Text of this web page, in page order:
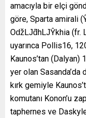
amacıyla bir elçi
göre, Sparta amirali
OǆǇƌhǇŶkhia (fr.
uyarınca Pollis16,
Kaunos’tan
yer olan Sasanda’da
kırk gemiyle
komutanı Konon’u
taphernes ve